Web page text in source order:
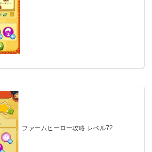
ファームヒーロー攻略 レベル72